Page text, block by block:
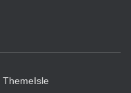
ThemeIsle